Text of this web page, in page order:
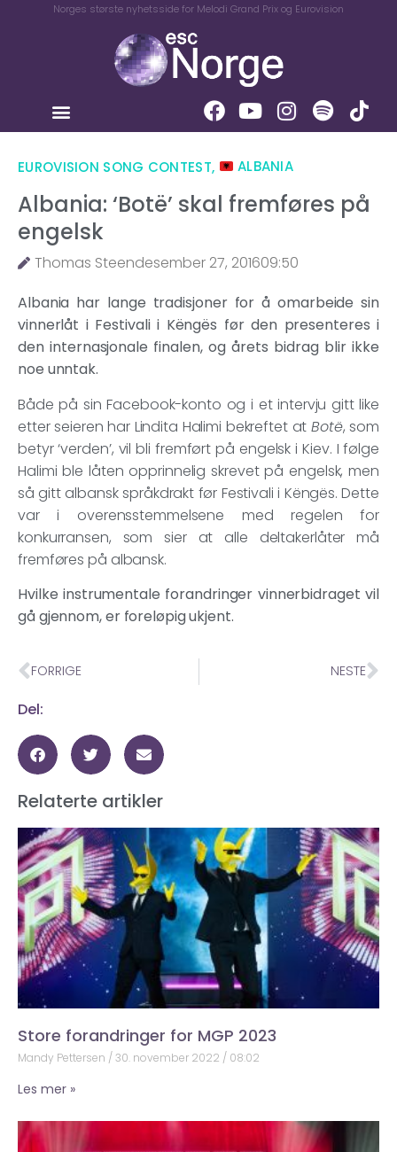
Norges største nyhetsside for Melodi Grand Prix og Eurovision
EUROVISION SONG CONTEST, ALBANIA
Albania: ‘Botë’ skal fremføres på
engelsk
Thomas Steendesember 27, 201609:50
Albania har lange tradisjoner for å omarbeide sin
vinnerlåt i Festivali i Këngës før den presenteres i
den internasjonale finalen, og årets bidrag blir ikke
noe unntak.
Både på sin Facebook-konto og i et intervju gitt like
etter seieren har Lindita Halimi bekreftet atBotë, som
betyr ‘verden’, vil bli fremført på engelsk i Kiev. I følge
Halimi ble låten opprinnelig skrevet på engelsk, men
så gitt albansk språkdrakt før Festivali i Këngës. Dette
var i overensstemmelsene med regelen for
konkurransen, som sier at alle deltakerlåter må
fremføres på albansk.
Hvilke instrumentale forandringer vinnerbidraget vil
gå gjennom, er foreløpig ukjent.
FORRIGE NESTE
Del:
Relaterte artikler
Store forandringer for MGP 2023
Mandy Pettersen 30. november 2022 08:02
Les mer »